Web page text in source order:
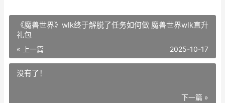
《魔兽世界》wlk终于解脱了任务如何做 魔兽世界wlk直升
礼包
« 上一篇 2025-10-17
没有了！
下一篇 »